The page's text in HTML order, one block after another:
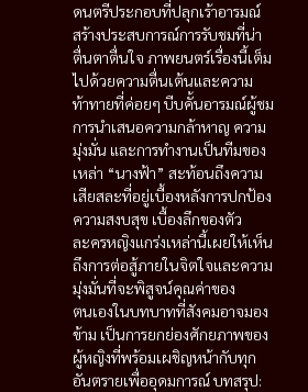
ดนตรีประกอบที่ปลุกเร้าอารมณ์
สร้างประสบการณ์การรับชมที่น่า
ตื่นตาตื่นใจ ภาพยนตร์เรื่องนี้เต็ม
ไปด้วยความตื่นเต้นและความ
ท้าทายที่ค่อยๆ บีบคั้นอารมณ์ผู้ชม
การนำเสนอความกล้าหาญ ความ
มุ่งมั่น และการทำงานเป็นทีมของ
เหล่า “นางฟ้า” สะท้อนถึงความ
เสียสละที่อยู่เบื้องหลังการปกป้อง
ความสงบสุข เบื้องลึกของตัว
ละครหญิงแกร่งเหล่านี้เผยให้เห็น
ถึงการต่อสู้ภายในจิตใจและความ
มุ่งมั่นที่จะพิสูจน์คุณค่าของ
ตนเองในบทบาทที่สังคมอาจมอง
ข้าม เป็นการยกย่องศักยภาพของ
ผู้หญิงที่พร้อมเผชิญหน้ากับทุก
อันตรายเพื่ออุดมการณ์ บทสรุป: